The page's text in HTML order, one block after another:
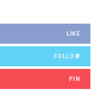
LIKE
FOLLOW
PIN